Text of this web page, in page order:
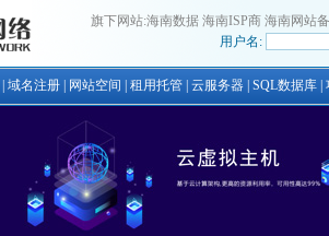
旗下网站:海南数据 海南ISP商 海南网站
用户名:
域名注册 网站空间 租用托管 云服务器 SQL数据库